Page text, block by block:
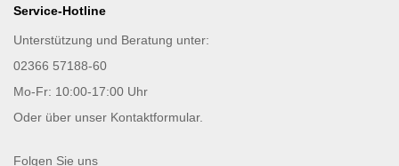
Service-Hotline
Unterstützung und Beratung unter:
02366 57188-60
Mo-Fr: 10:00-17:00 Uhr
Oder über unser Kontaktformular.
Folgen Sie uns